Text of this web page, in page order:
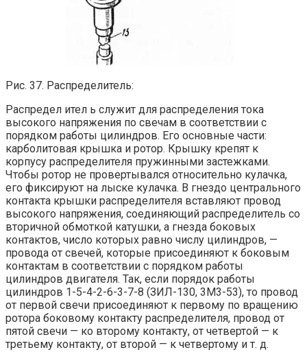
Рис. 37. Распределитель:
Распредел ител ь служит для распределения тока
высокого напряжения по свечам в соответствии с
порядком работы цилиндров. Его основные части:
карболитовая крышка и ротор. Крышку крепят к
корпусу распределителя пружинными застежками.
Чтобы ротор не провертывался относительно кулачка,
его фиксируют на лыске кулачка. В гнездо центрального
контакта крышки распределителя вставляют провод
высокого напряжения, соединяющий распределитель со
вторичной обмоткой катушки, а гнезда боковых
контактов, число которых равно числу цилиндров, —
провода от свечей, которые присоединяют к боковым
контактам в соответствии с порядком работы
цилиндров двигателя. Так, если порядок работы
цилиндров 1-5-4-2-6-3-7-8 (ЗИЛ-130, 3M3-53), то провод
от первой свечи присоединяют к первому по вращению
ротора боковому контакту распределителя, провод от
пятой свечи — ко второму контакту, от четвертой — к
третьему контакту, от второй — к четвертому и т. д.